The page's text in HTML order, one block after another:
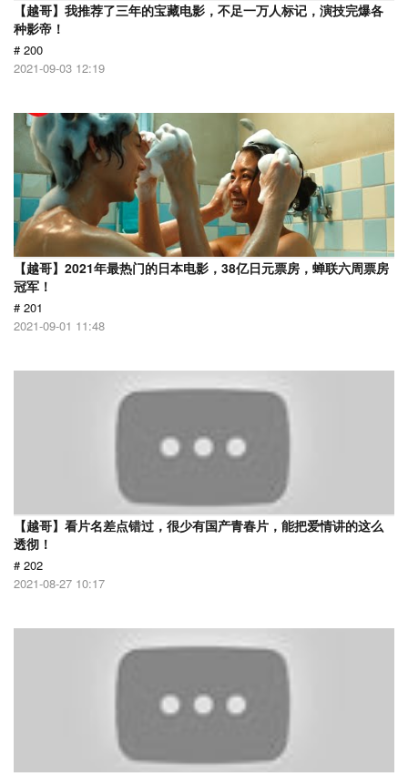
【越哥】我推荐了三年的宝藏电影，不足一万人标记，演技完爆各
种影帝！
# 200
2021-09-03 12:19
【越哥】2021年最热门的日本电影，38亿日元票房，蝉联六周票房
冠军！
# 201
2021-09-01 11:48
【越哥】看片名差点错过，很少有国产青春片，能把爱情讲的这么
透彻！
# 202
2021-08-27 10:17